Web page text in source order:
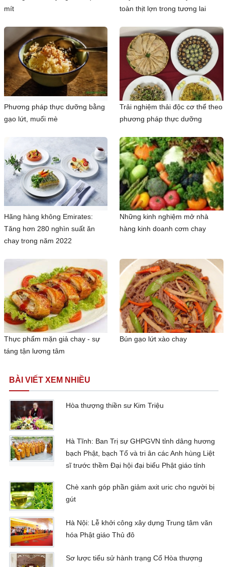
mít
toàn thịt lợn trong tương lai
Phương pháp thực dưỡng bằng
gạo lứt, muối mè
Trải nghiệm thải độc cơ thể theo
phương pháp thực dưỡng
Hãng hàng không Emirates:
Tăng hơn 280 nghìn suất ăn
chay trong năm 2022
Những kinh nghiệm mở nhà
hàng kinh doanh cơm chay
Thực phẩm mặn giả chay - sự
táng tận lương tâm
Bún gạo lứt xào chay
BÀI VIẾT XEM NHIỀU
Hòa thượng thiền sư Kim Triệu
Hà Tĩnh: Ban Trị sự GHPGVN tỉnh dâng hương
bạch Phật, bạch Tổ và tri ân các Anh hùng Liệt
sĩ trước thềm Đại hội đại biểu Phật giáo tỉnh
Chè xanh góp phần giảm axit uric cho người bị
gút
Hà Nội: Lễ khởi công xây dựng Trung tâm văn
hóa Phật giáo Thủ đô
Sơ lược tiểu sử hành trạng Cố Hòa thượng